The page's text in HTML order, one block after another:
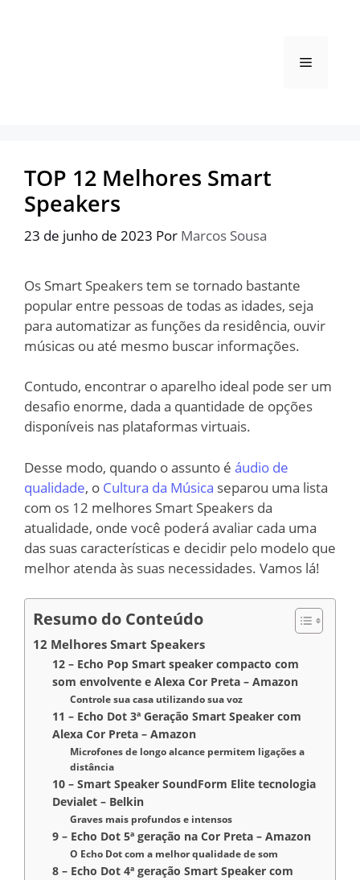
Menu
TOP 12 Melhores Smart
Speakers
23 de junho de 2023 Por Marcos Sousa
Os Smart Speakers tem se tornado bastante
popular entre pessoas de todas as idades, seja
para automatizar as funções da residência, ouvir
músicas ou até mesmo buscar informações.
Contudo, encontrar o aparelho ideal pode ser um
desafio enorme, dada a quantidade de opções
disponíveis nas plataformas virtuais.
Desse modo, quando o assunto é áudio de
qualidade, o Cultura da Música separou uma lista
com os 12 melhores Smart Speakers da
atualidade, onde você poderá avaliar cada uma
das suas características e decidir pelo modelo que
melhor atenda às suas necessidades. Vamos lá!
Resumo do Conteúdo
12 Melhores Smart Speakers
12 – Echo Pop Smart speaker compacto com
som envolvente e Alexa Cor Preta – Amazon
Controle sua casa utilizando sua voz
11 – Echo Dot 3ª Geração Smart Speaker com
Alexa Cor Preta – Amazon
Microfones de longo alcance permitem ligações a
distância
10 – Smart Speaker SoundForm Elite tecnologia
Devialet – Belkin
Graves mais profundos e intensos
9 – Echo Dot 5ª geração na Cor Preta – Amazon
O Echo Dot com a melhor qualidade de som
8 – Echo Dot 4ª geração Smart Speaker com